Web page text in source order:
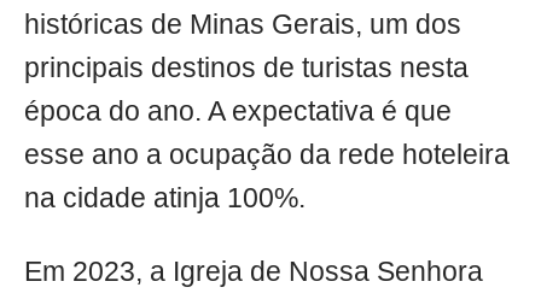
históricas de Minas Gerais, um dos
principais destinos de turistas nesta
época do ano. A expectativa é que
esse ano a ocupação da rede hoteleira
na cidade atinja 100%.
Em 2023, a Igreja de Nossa Senhora